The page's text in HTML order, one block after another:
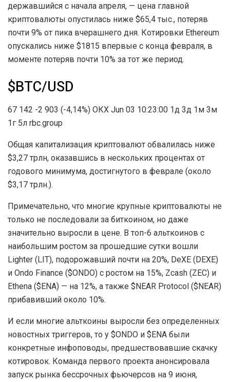
державшийся с начала апреля, — цена главной
криптовалюты опустилась ниже $65,4 тыс., потеряв
почти 9% от пика вчерашнего дня. Котировки Ethereum
опускались ниже $1815 впервые с конца февраля, в
моменте потеряв почти 10% за тот же период.
$BTC/USD
67 142 -2 903 (-4,14%) ОКХ Jun 03 10:23:00 1д 3д 1м 3м
1г 5л rbc.group
Общая капитализация криптовалют обвалилась ниже
$3,27 трлн, оказавшись в нескольких процентах от
годового минимума, достигнутого в феврале (около
$3,17 трлн.).
Примечательно, что многие крупные криптовалюты не
только не последовали за биткоином, но даже
значительно выросли в цене. В топ-6 альткоинов с
наибольшим ростом за прошедшие сутки вошли
Lighter (LIT), подорожавший почти на 20%, DeXE (DEXE)
и Ondo Finance ($ONDO) с ростом на 15%, Zcash (ZEC) и
Ethena ($ENA) — на 12%, а также $NEAR Protocol ($NEAR)
прибавивший около 10%.
И если многие альткоины выросли без определенных
новостных триггеров, то у $ONDO и $ENA были
конкретные инфоповоды, предшествовавшие скачку
котировок. Команда первого проекта анонсировала
запуск рынка бессрочных фьючерсов на 9 июня,